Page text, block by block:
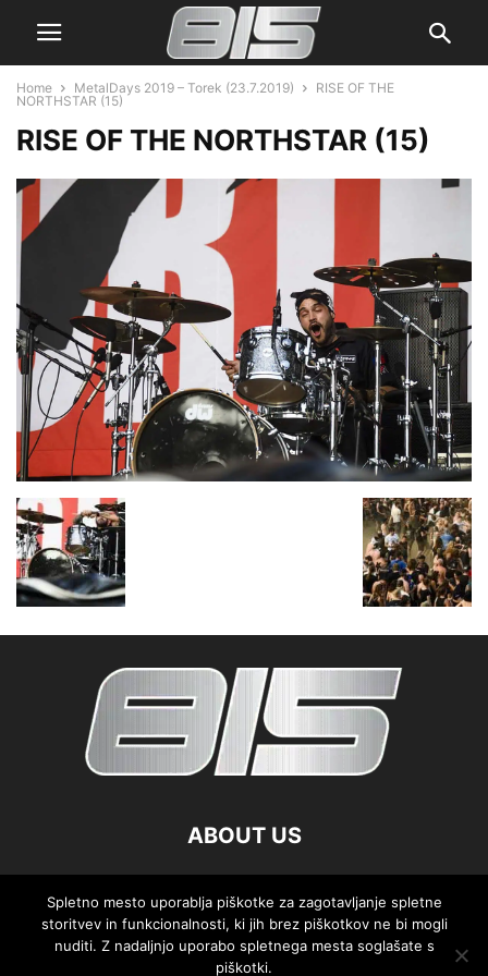
Home MetalDays 2019 – Torek (23.7.2019)
RISE OF THE
NORTHSTAR (15)
RISE OF THE NORTHSTAR (15)
ABOUT US
FOLLOW US
Spletno mesto uporablja piškotke za zagotavljanje spletne
storitvev in funkcionalnosti, ki jih brez piškotkov ne bi mogli
nuditi. Z nadaljnjo uporabo spletnega mesta soglašate s
piškotki.